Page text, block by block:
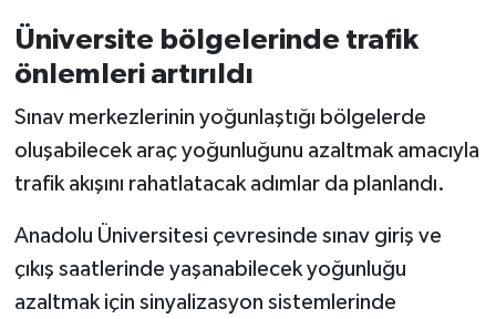
Üniversite bölgelerinde trafik
önlemleri artırıldı
Sınav merkezlerinin yoğunlaştığı bölgelerde
oluşabilecek araç yoğunluğunu azaltmak amacıyla
trafik akışını rahatlatacak adımlar da planlandı.
Anadolu Üniversitesi çevresinde sınav giriş ve
çıkış saatlerinde yaşanabilecek yoğunluğu
azaltmak için sinyalizasyon sistemlerinde